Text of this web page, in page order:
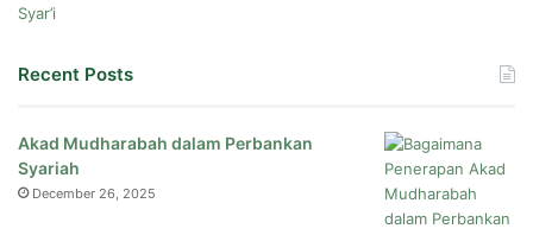
Recent Posts
Akad Mudharabah dalam Perbankan
Syariah
December 26, 2025